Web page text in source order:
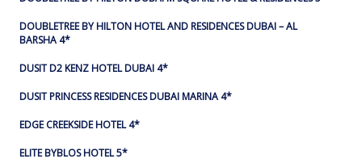
DOUBLETREE BY HILTON HOTEL AND RESIDENCES DUBAI – AL
BARSHA 4*
DUSIT D2 KENZ HOTEL DUBAI 4*
DUSIT PRINCESS RESIDENCES DUBAI MARINA 4*
EDGE CREEKSIDE HOTEL 4*
ELITE BYBLOS HOTEL 5*